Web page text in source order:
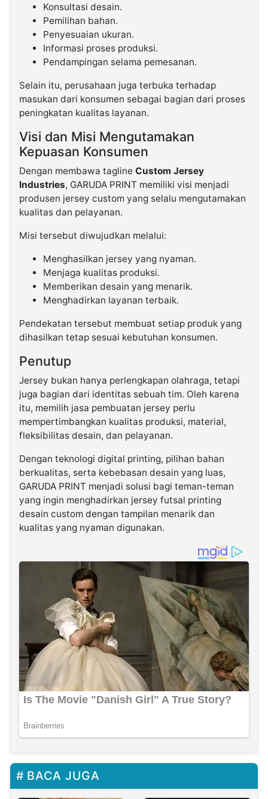
Konsultasi desain.
Pemilihan bahan.
Penyesuaian ukuran.
Informasi proses produksi.
Pendampingan selama pemesanan.
Selain itu, perusahaan juga terbuka terhadap
masukan dari konsumen sebagai bagian dari proses
peningkatan kualitas layanan.
Visi dan Misi Mengutamakan
Kepuasan Konsumen
Dengan membawa tagline Custom Jersey
Industries, GARUDA PRINT memiliki visi menjadi
produsen jersey custom yang selalu mengutamakan
kualitas dan pelayanan.
Misi tersebut diwujudkan melalui:
Menghasilkan jersey yang nyaman.
Menjaga kualitas produksi.
Memberikan desain yang menarik.
Menghadirkan layanan terbaik.
Pendekatan tersebut membuat setiap produk yang
dihasilkan tetap sesuai kebutuhan konsumen.
Penutup
Jersey bukan hanya perlengkapan olahraga, tetapi
juga bagian dari identitas sebuah tim. Oleh karena
itu, memilih jasa pembuatan jersey perlu
mempertimbangkan kualitas produksi, material,
fleksibilitas desain, dan pelayanan.
Dengan teknologi digital printing, pilihan bahan
berkualitas, serta kebebasan desain yang luas,
GARUDA PRINT menjadi solusi bagi teman-teman
yang ingin menghadirkan jersey futsal printing
desain custom dengan tampilan menarik dan
kualitas yang nyaman digunakan.
BACA JUGA